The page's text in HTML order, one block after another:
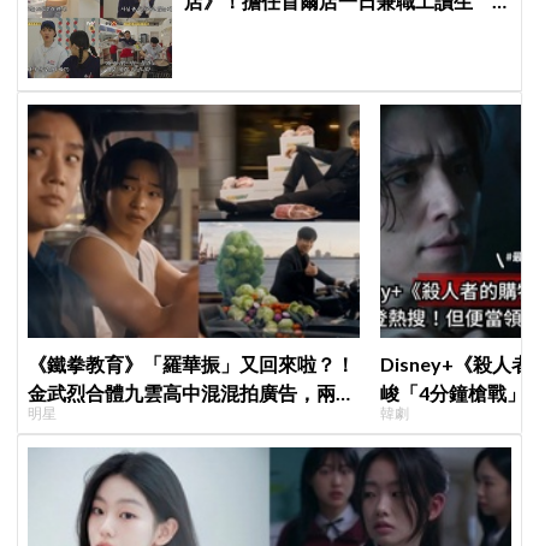
《鐵拳教育》「羅華振」又回來啦？！
金武烈合體九雲高中混混拍廣告，兩人
嚇壞反應笑翻劇迷：根本番外篇！
明星
Disney+《殺人者
峻「4分鐘槍戰」
完兩大主角全掛
韓劇